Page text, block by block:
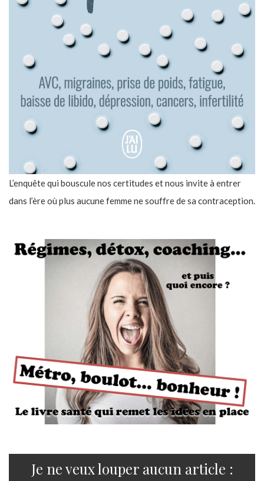
L’enquête qui bouscule nos certitudes et nous invite à entrer
dans l’ère où plus aucune femme ne souffre de sa contraception.
Je ne veux louper aucun article :